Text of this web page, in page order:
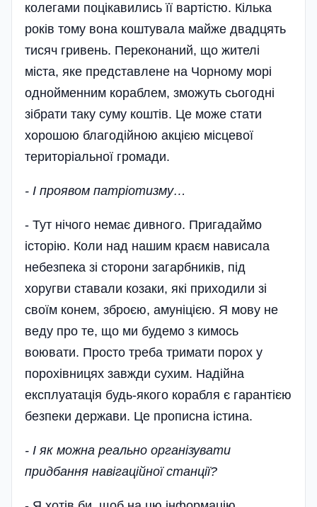
колегами поцікавились її вартістю. Кілька
років тому вона коштувала майже двадцять
тисяч гривень. Переконаний, що жителі
міста, яке представлене на Чорному морі
однойм­енним кораблем, зможуть сьогодні
зібрати таку суму коштів. Це може стати
хорошою благодійною акцією місцевої
територіальної громади­.
- І проявом патріотизму…
- Тут нічого немає дивного. Пригадаймо
історію. Коли над нашим краєм нависала
небезпека зі сторони загарбників, під
хоругви ставали козаки, які приходили зі
своїм конем, зброєю, амуніцією. Я мову не
веду про те, що ми будемо з кимось
воювати. Просто треба тримати порох у
порохівницях завжди сухим. Надійна
експлуатація будь-якого корабля є гарантією
безпеки держави. Це прописна істина.
- І як можна реально організу­вати
придбання навігаційної станції?